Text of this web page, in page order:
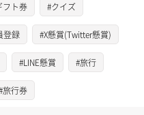
フト券 #クイズ
登録 #X懸賞(Twitter懸賞)
#LINE懸賞 #旅行
旅行券